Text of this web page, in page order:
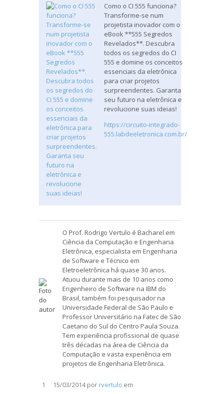
Como o CI 555 funciona?
Transforme-se num
projetista inovador com o
eBook **555 Segredos
Revelados**. Descubra
todos os segredos do CI
555 e domine os conceitos
essenciais da eletrônica
para criar projetos
surpreendentes. Garanta
seu futuro na eletrônica e
revolucione suas ideias!
https://circuito-integrado-
555.labdeeletronica.com.br/
O Prof. Rodrigo Vertulo é Bacharel em
Ciência da Computação e Engenharia
Eletrônica, especialista em Engenharia
de Software e Técnico em
Eletroeletrônica há quase 30 anos.
Atuou durante mais de 10 anos como
Engenheiro de Software na IBM do
Brasil, também foi pesquisador na
Universidade Federal de São Paulo e
Professor Universitário na Fatec de São
Caetano do Sul do Centro Paula Souza.
Tem experiência profissional de quase
três décadas na área de Ciência da
Computação e vasta experiência em
projetos de Engenharia Eletrônica.
1 15/03/2014por rvertulo em